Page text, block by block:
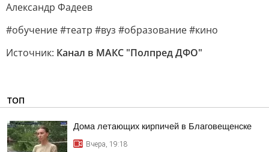
Александр Фадеев
#обучение #театр #вуз #образование #кино
Источник: Канал в МАКС "Полпред ДФО"
ТОП
Дома летающих кирпичей в Благовещенске
Вчера, 19:18